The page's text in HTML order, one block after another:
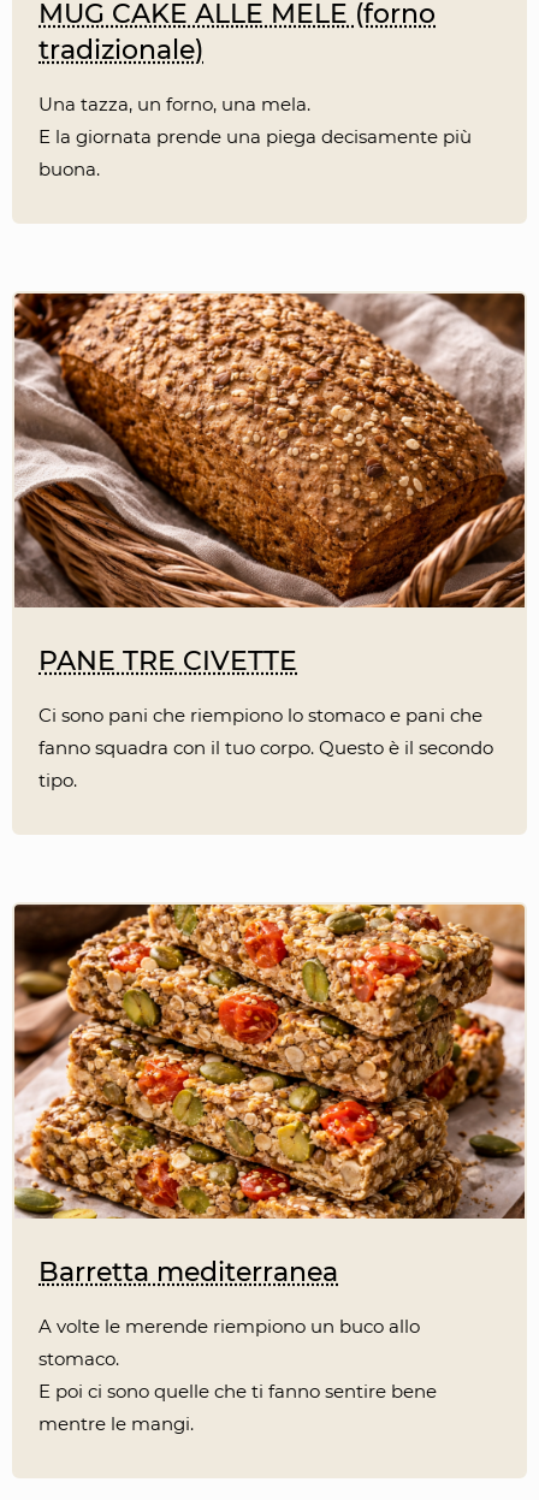
MUG CAKE ALLE MELE (forno
tradizionale)
Una tazza, un forno, una mela.
E la giornata prende una piega decisamente più
buona.
PANE TRE CIVETTE
Ci sono pani che riempiono lo stomaco e pani che
fanno squadra con il tuo corpo. Questo è il secondo
tipo.
Barretta mediterranea
A volte le merende riempiono un buco allo
stomaco.
E poi ci sono quelle che ti fanno sentire bene
mentre le mangi.